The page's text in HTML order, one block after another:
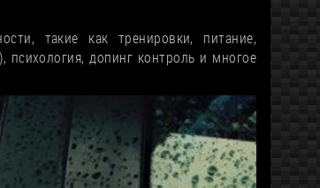
такие как тренировки, питание,
психология, допинг контроль и многое